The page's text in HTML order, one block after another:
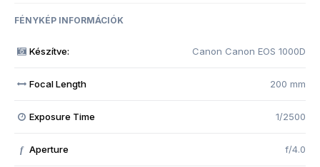
FÉNYKÉP INFORMÁCIÓK
Készítve: Canon Canon EOS 1000D
Focal Length 200 mm
Exposure Time 1/2500
f Aperture f/4.0